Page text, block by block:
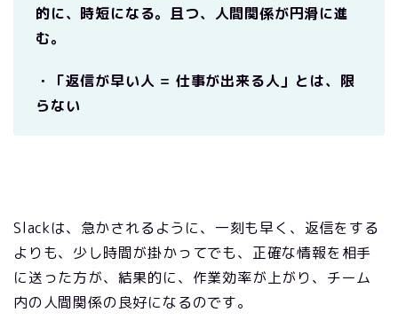
的に、時短になる。且つ、人間関係が円滑に進
む。
・「返信が早い人 = 仕事が出来る人」とは、限
らない
Slackは、急かされるように、一刻も早く、返信をする
よりも、少し時間が掛かってでも、正確な情報を相手
に送った方が、結果的に、作業効率が上がり、チーム
内の人間関係の良好になるのです。